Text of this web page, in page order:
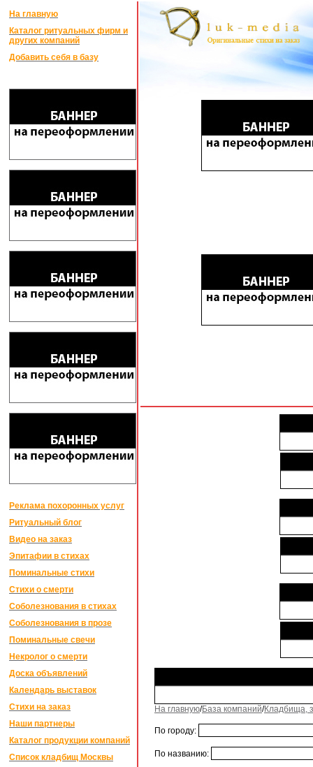
На главную
Каталог ритуальных фирм и
других компаний
Добавить себя в базу
Реклама похоронных услуг
Ритуальный блог
Видео на заказ
Эпитафии в стихах
Поминальные стихи
Стихи о смерти
Соболезнования в стихах
Соболезнования в прозе
Поминальные свечи
Некролог о смерти
Доска объявлений
Календарь выставок
Стихи на заказ
Наши партнеры
Каталог продукции компаний
Список кладбищ Москвы
На главную/База компаний/Кладбища,
По городу:
По названию: